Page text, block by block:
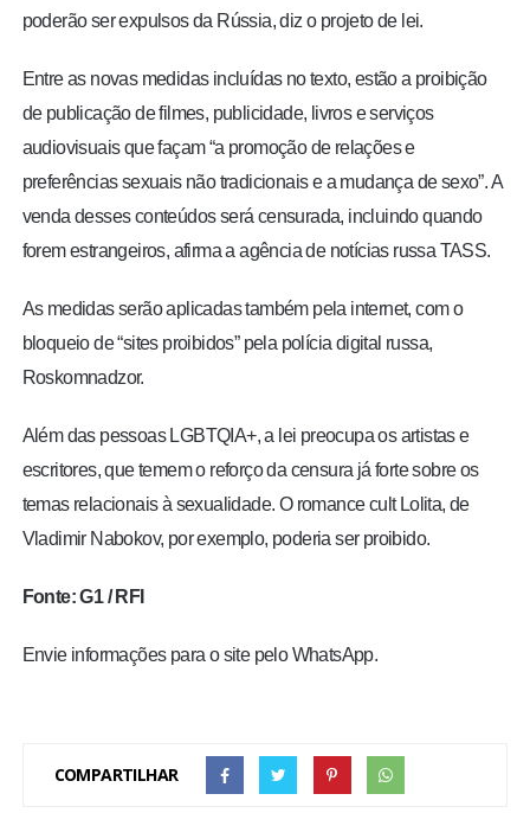
poderão ser expulsos da Rússia, diz o projeto de lei.
Entre as novas medidas incluídas no texto, estãoa proibição
de publicação de filmes, publicidade, livros e serviços
audiovisuaisque façam “a promoção de relações e
preferências sexuais não tradicionais e a mudança de sexo”. A
venda desses conteúdos será censurada, incluindo quando
forem estrangeiros, afirma a agência de notícias russa TASS.
As medidas serão aplicadas também pela internet, com o
bloqueio de “sites proibidos” pela polícia digital russa,
Roskomnadzor.
Além das pessoas LGBTQIA+, a lei preocupa os artistas e
escritores, que temem o reforço da censura já forte sobre os
temas relacionais à sexualidade. O romance cult Lolita, de
Vladimir Nabokov, por exemplo, poderia ser proibido.
Fonte: G1 / RFI
Envie informações para o site pelo WhatsApp.
COMPARTILHAR